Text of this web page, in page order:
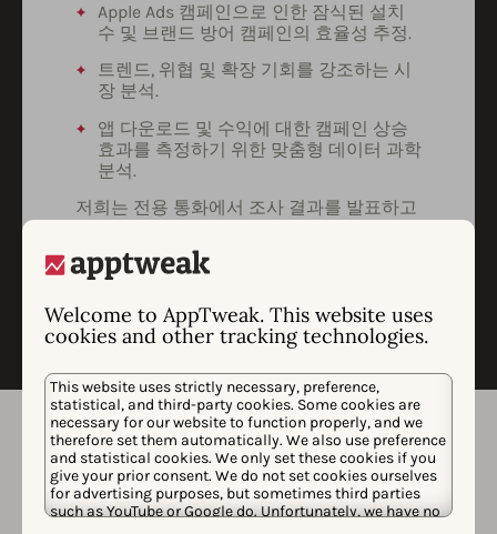
Welcome to AppTweak. This website uses
cookies and other tracking technologies.
This website uses strictly necessary, preference,
statistical, and third-party cookies. Some cookies are
necessary for our website to function properly, and we
therefore set them automatically. We also use preference
and statistical cookies. We only set these cookies if you
give your prior consent. We do not set cookies ourselves
for advertising purposes, but sometimes third parties
such as YouTube or Google do. Unfortunately, we have no
Apple Ads 캠페인으로 인한 잠식된 설치
수 및 브랜드 방어 캠페인의 효율성 추정.
트렌드, 위협 및 확장 기회를 강조하는 시
장 분석.
앱 다운로드 및 수익에 대한 캠페인 상승
효과를 측정하기 위한 맞춤형 데이터 과학
분석.
저희는 전용 통화에서 조사 결과를 발표하고
권장 사항을 발전시킬 기회를 식별할 것입니
다.
작업 방식